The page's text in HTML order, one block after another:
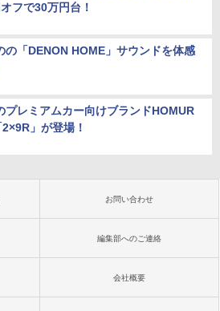
フで30万円台！
の「DENON HOME」サウンドを体感
プレミアムカー向けブランドHOMUR
」が登場！
お問い合わせ
編集部へのご連絡
会社概要